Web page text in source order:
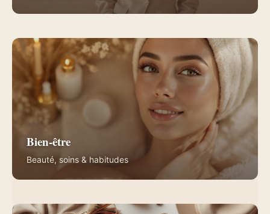
Bien-être
Beauté, soins & habitudes